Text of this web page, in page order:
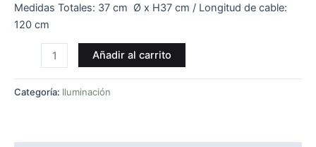
Medidas Totales: 37 cm Ø x H37 cm / Longitud de cable:
120 cm
Añadir al carrito
Categoría: Iluminación